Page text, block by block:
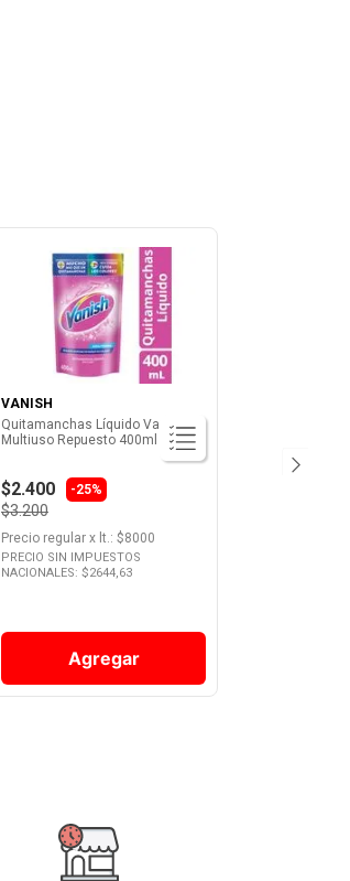
VANISH
Quitamanchas Líquido Vanish
Multiuso Repuesto 400ml
$2.400 -25%
$3.200
Precio regular x lt.: $8000
PRECIO SIN IMPUESTOS
NACIONALES: $2644,63
Agregar